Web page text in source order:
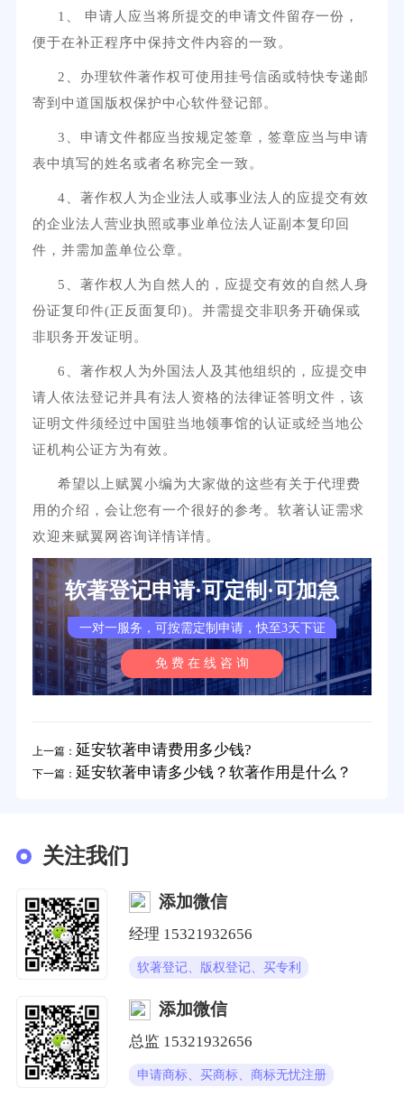
1、 申请人应当将所提交的申请文件留存一份，
便于在补正程序中保持文件内容的一致。
2、办理软件著作权可使用挂号信函或特快专递邮
寄到中道国版权保护中心软件登记部。
3、申请文件都应当按规定签章，签章应当与申请
表中填写的姓名或者名称完全一致。
4、著作权人为企业法人或事业法人的应提交有效
的企业法人营业执照或事业单位法人证副本复印回
件，并需加盖单位公章。
5、著作权人为自然人的，应提交有效的自然人身
份证复印件(正反面复印)。并需提交非职务开确保或
非职务开发证明。
6、著作权人为外国法人及其他组织的，应提交申
请人依法登记并具有法人资格的法律证答明文件，该
证明文件须经过中国驻当地领事馆的认证或经当地公
证机构公证方为有效。
希望以上赋翼小编为大家做的这些有关于代理费
用的介绍，会让您有一个很好的参考。软著认证需求
欢迎来赋翼网咨询详情详情。
软著登记申请·可定制·可加急
一对一服务，可按需定制申请，快至3天下证
免 费 在 线 咨 询
上一篇： 延安软著申请费用多少钱?
下一篇： 延安软著申请多少钱？软著作用是什么？
关注我们
添加微信
经理 15321932656
软著登记、版权登记、买专利
添加微信
总监 15321932656
申请商标、买商标、商标无忧注册